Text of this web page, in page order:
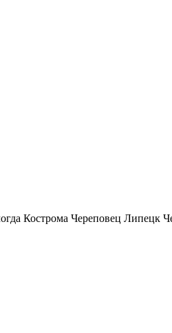
Кострома Череповец Липецк